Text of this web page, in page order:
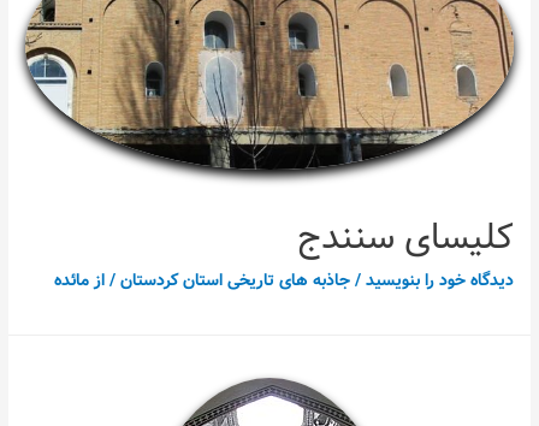
کلیسای سنندج
دیدگاه‌ خود را بنویسید/جاذبه های تاریخی استان کردستان/ ازمائده